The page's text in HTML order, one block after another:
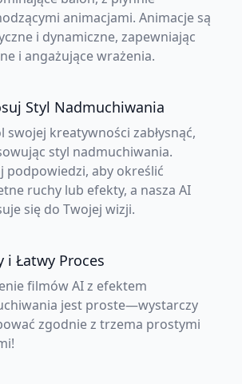
animacjami. Animacje są
i dynamiczne, zapewniając
i angażujące wrażenia.
Styl Nadmuchiwania
swojej kreatywności zabłysnąć,
styl nadmuchiwania.
podpowiedzi, aby określić
ruchy lub efekty, a nasza AI
się do Twojej wizji.
i Łatwy Proces
filmów AI z efektem
jest proste—wystarczy
zgodnie z trzema prostymi